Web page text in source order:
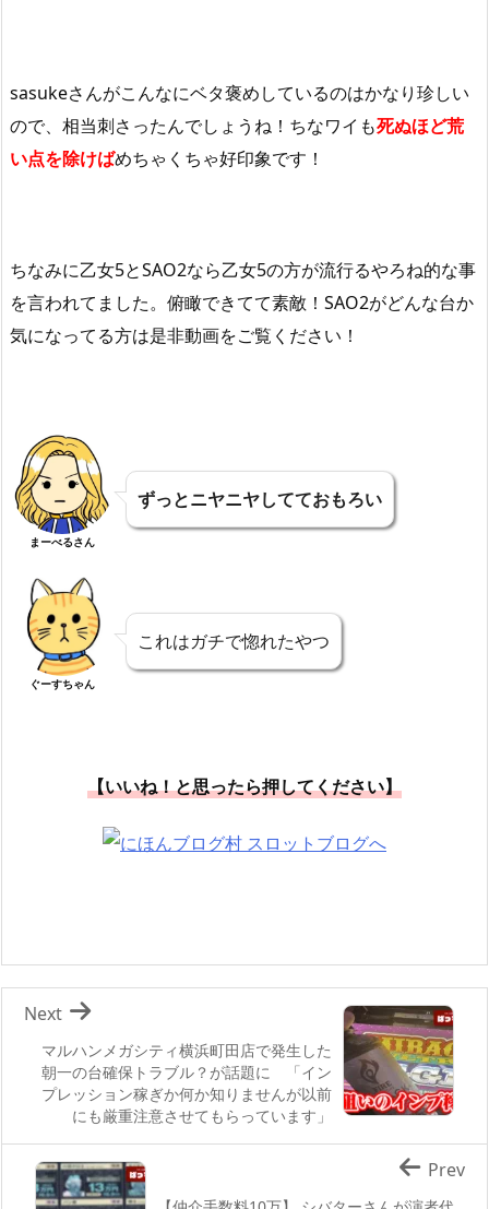
sasukeさんがこんなにベタ褒めしているのはかなり珍しい
ので、相当刺さったんでしょうね！ちなワイも死ぬほど荒
い点を除けばめちゃくちゃ好印象です！
ちなみに乙女5とSAO2なら乙女5の方が流行るやろね的な事
を言われてました。俯瞰できてて素敵！SAO2がどんな台か
気になってる方は是非動画をご覧ください！
まーべるさん
ずっとニヤニヤしてておもろい
ぐーすちゃん
これはガチで惚れたやつ
【いいね！と思ったら押してください】
マルハンメガシティ横浜町田店で発生した
朝一の台確保トラブル？が話題に 「イン
プレッション稼ぎか何か知りませんが以前
にも厳重注意させてもらっています」
Next
Prev